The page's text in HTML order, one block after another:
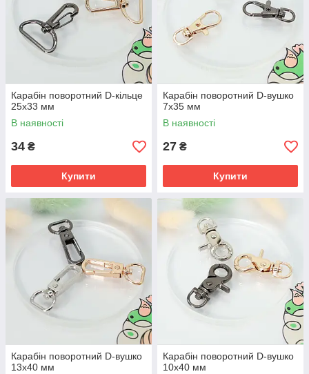
Карабін поворотний D-кільце
25х33 мм
В наявності
34 ₴
Купити
Карабін поворотний D-вушко
7х35 мм
В наявності
27 ₴
Купити
Карабін поворотний D-вушко
13х40 мм
Карабін поворотний D-вушко
10х40 мм